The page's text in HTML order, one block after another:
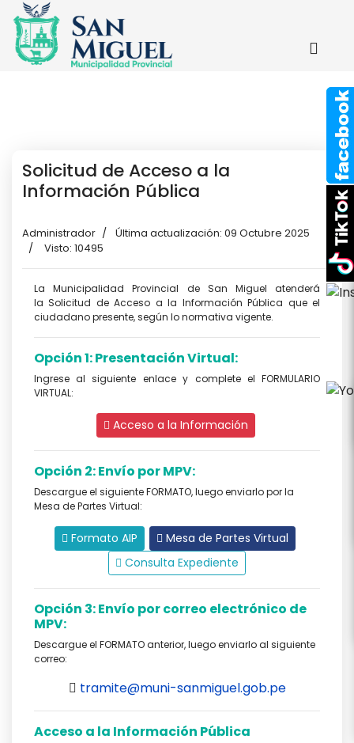
Solicitud de Acceso a la
Información Pública
Administrador
Última actualización: 09 Octubre 2025
Visto: 10495
La Municipalidad Provincial de San Miguel atenderá
la Solicitud de Acceso a la Información Pública que el
ciudadano presente, según lo normativa vigente.
Opción 1: Presentación Virtual:
Ingrese al siguiente enlace y complete el FORMULARIO
VIRTUAL:
Acceso a la Información
Opción 2: Envío por MPV:
Descargue el siguiente FORMATO, luego enviarlo por la
Mesa de Partes Virtual:
Formato AIP
Mesa de Partes Virtual
Consulta Expediente
Opción 3: Envío por correo electrónico de
MPV:
Descargue el FORMATO anterior, luego enviarlo al siguiente
correo:
tramite@muni-sanmiguel.gob.pe
Acceso a la Información Pública